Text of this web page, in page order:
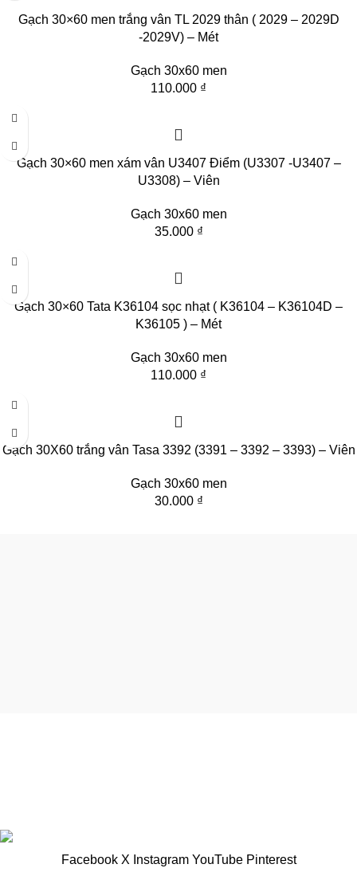
Gạch 30×60 men trắng vân TL 2029 thân ( 2029 – 2029D
-2029V) – Mét
Gạch 30x60 men
110.000 ₫
Gạch 30×60 men xám vân U3407 Điểm (U3307 -U3407 –
U3308) – Viên
Gạch 30x60 men
35.000 ₫
Gạch 30×60 Tata K36104 sọc nhạt ( K36104 – K36104D –
K36105 ) – Mét
Gạch 30x60 men
110.000 ₫
Gạch 30X60 trắng vân Tasa 3392 (3391 – 3392 – 3393) – Viên
Gạch 30x60 men
30.000 ₫
Facebook X Instagram YouTube Pinterest